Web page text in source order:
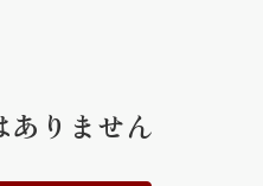
ありません